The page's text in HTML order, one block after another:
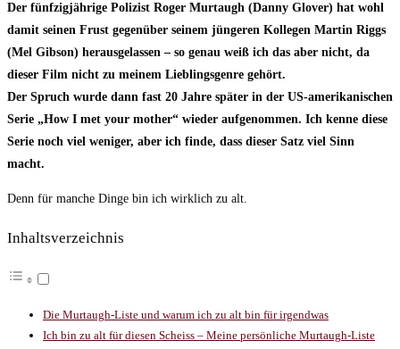
Der fünfzigjährige Polizist Roger Murtaugh (Danny Glover) hat wohl
damit seinen Frust gegenüber seinem jüngeren Kollegen Martin Riggs
(Mel Gibson) herausgelassen – so genau weiß ich das aber nicht, da
dieser Film nicht zu meinem Lieblingsgenre gehört.
Der Spruch wurde dann fast 20 Jahre später in der US-amerikanischen
Serie „How I met your mother“ wieder aufgenommen. Ich kenne diese
Serie noch viel weniger, aber ich finde, dass dieser Satz viel Sinn
macht.
Denn für manche Dinge bin ich wirklich zu alt.
Inhaltsverzeichnis
Die Murtaugh-Liste und warum ich zu alt bin für irgendwas
Ich bin zu alt für diesen Scheiss – Meine persönliche Murtaugh-Liste